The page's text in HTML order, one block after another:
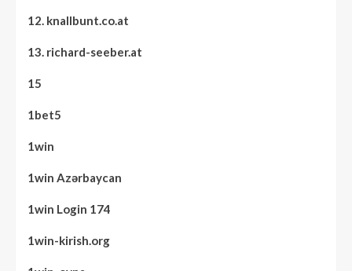
12. knallbunt.co.at
13. richard-seeber.at
15
1bet5
1win
1win Azərbaycan
1win Login 174
1win-kirish.org